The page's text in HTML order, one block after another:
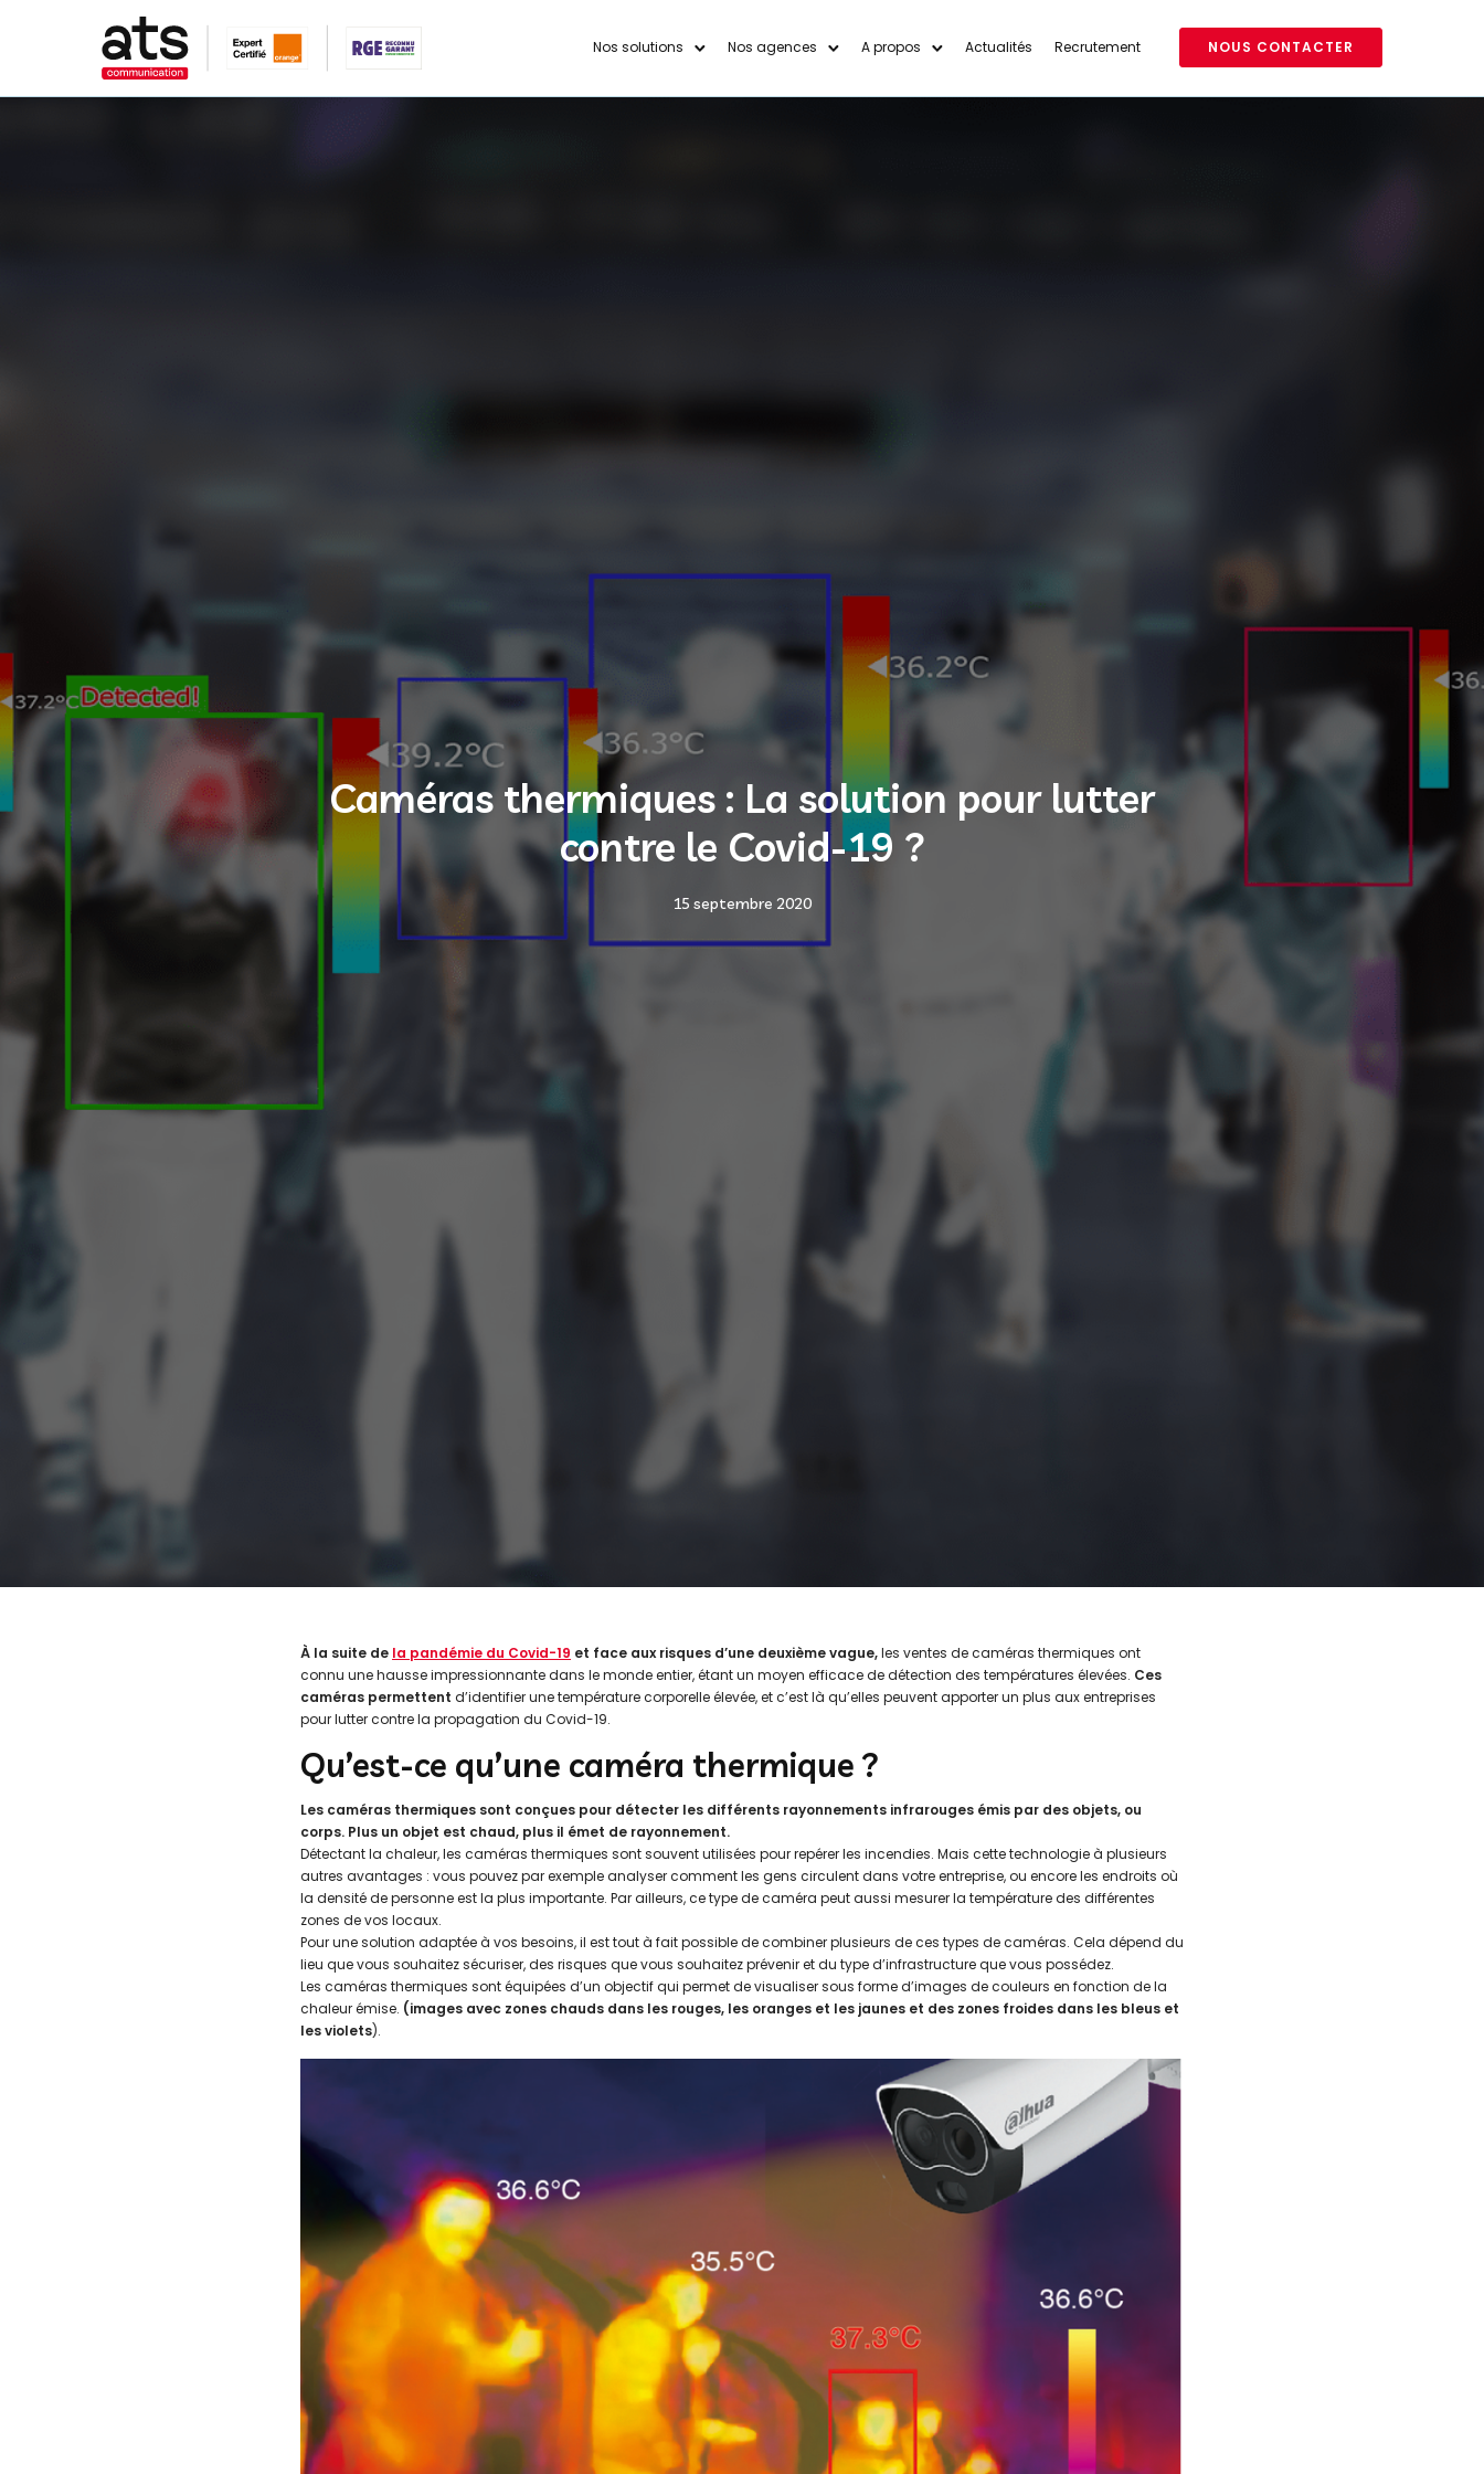
Nos solutions Nos agences A propos Actualités Recrutement NOUS CONTACTER
Caméras thermiques : La solution pour lutter
contre le Covid-19 ?
15 septembre 2020
À la suite de la pandémie du Covid-19 et face aux risques d’une deuxième vague,les ventes de caméras thermiques ont
connu une hausse impressionnante dans le monde entier, étant un moyen efficace de détection des températures élevées. Ces
caméras permettent d’identifier une température corporelle élevée, et c’est là qu’elles peuvent apporter un plus aux entreprises
pour lutter contre la propagation du Covid-19.
Qu’est-ce qu’une caméra thermique ?
Les caméras thermiques sont conçues pour détecter les différents rayonnements infrarouges émis par des objets, ou
corps. Plus un objet est chaud, plus il émet de rayonnement.
Détectant la chaleur, les caméras thermiques sont souvent utilisées pour repérer les incendies. Mais cette technologie à plusieurs
autres avantages : vous pouvez par exemple analyser comment les gens circulent dans votre entreprise, ou encore les endroits où
la densité de personne est la plus importante. Par ailleurs, ce type de caméra peut aussi mesurer la température des différentes
zones de vos locaux.
Pour une solution adaptée à vos besoins, il est tout à fait possible de combiner plusieurs de ces types de caméras. Cela dépend du
lieu que vous souhaitez sécuriser, des risques que vous souhaitez prévenir et du type d’infrastructure que vous possédez.
Les caméras thermiques sont équipées d’un objectif qui permet de visualiser sous forme d’images de couleurs en fonction de la
chaleur émise. (images avec zones chauds dans les rouges, les oranges et les jaunes et des zones froides dans les bleus et
les violets).